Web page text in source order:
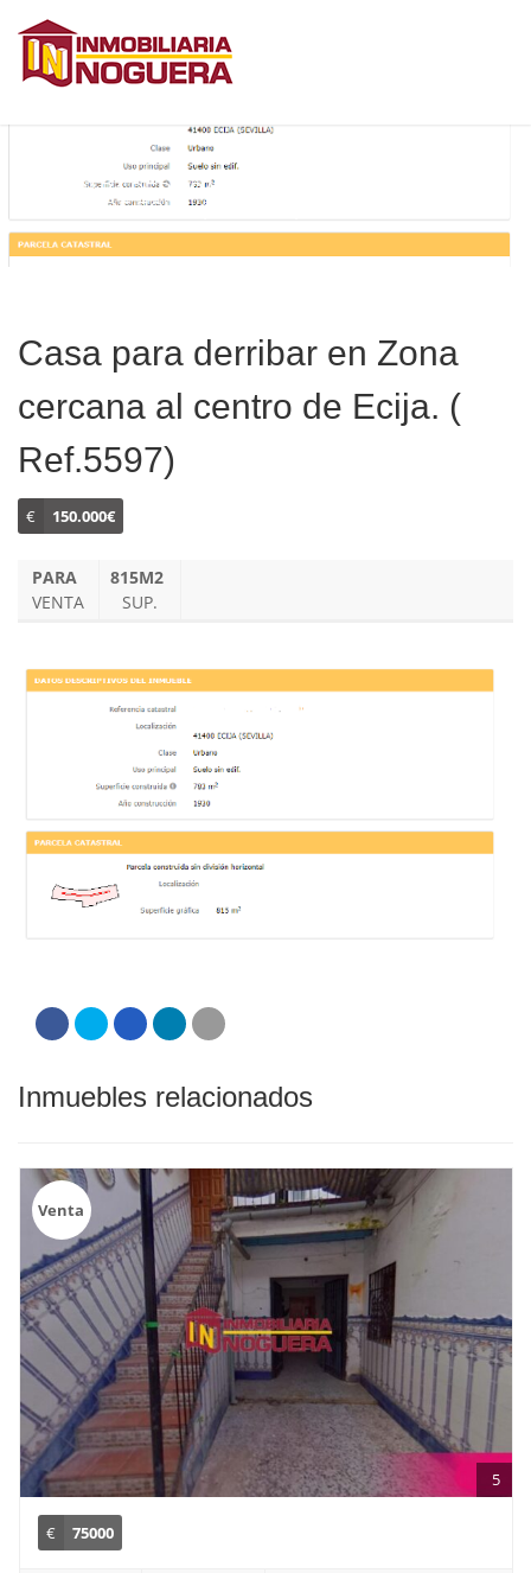
CASA PARA DERRIBAR EN ZONA CERCANA AL
CENTRO DE ECIJA. ( REF.5597)
Casa para derribar en Zona
cercana al centro de Ecija. (
Ref.5597)
€ 150.000€
PARA
VENTA
815M2
SUP.
Inmuebles relacionados
5
Venta
€ 75000